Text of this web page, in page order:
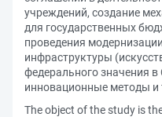
учреждений, создание
для государственных
проведения
инфраструктуры
федерального значения в
инновационные методы и
The object of the study is